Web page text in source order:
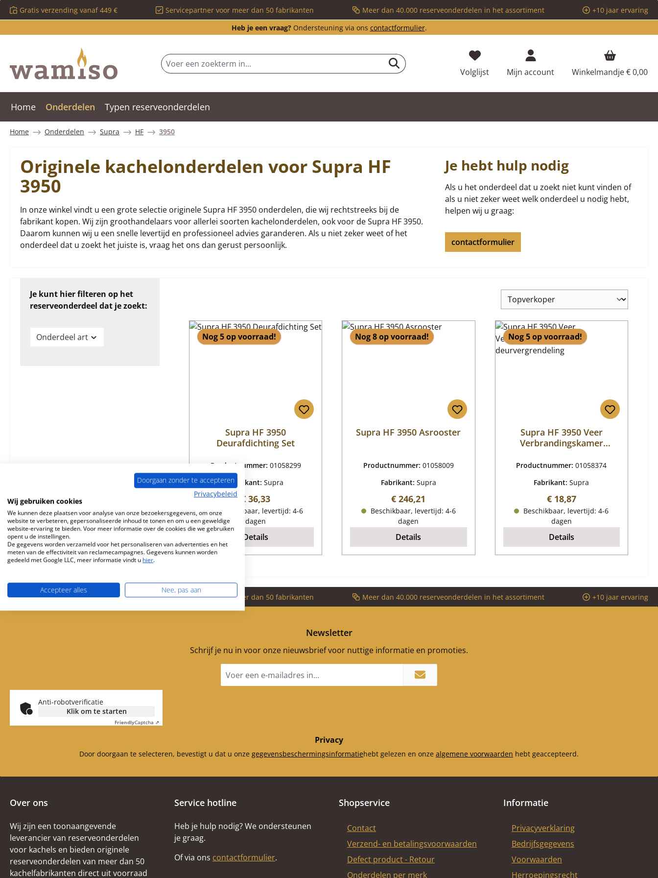
naar de hoofdinhoud
Ga naar de zoekopdracht
Ga naar de hoofdnavigatie
Gratis verzending vanaf 449 € Servicepartner voor meer dan 50 fabrikanten Meer dan 40.000 reserveonderdelen in het assortiment
+10 jaar ervaring
Heb je een vraag?Ondersteuning via ons contactformulier.
VolglijstJe hebt 0 items op je verlanglijstje
Mijn account Winkelmandje€ 0,00
Home Onderdelen Typen reserveonderdelen
Home Onderdelen Supra HF 3950
Originele kachelonderdelen voor Supra HF
3950
In onze winkel vindt u een grote selectie originele Supra HF 3950 onderdelen, die wij rechtstreeks bij de
fabrikant kopen. Wij zijn groothandelaars voor allerlei soorten kachelonderdelen, ook voor de Supra HF 3950.
Daarom kunnen wij u een snelle levertijd en professioneel advies garanderen. Als u niet zeker weet of het
onderdeel dat u zoekt het juiste is, vraag het ons dan gerust persoonlijk.
Je hebt hulp nodig
Als u het onderdeel dat u zoekt niet kunt vinden of
als u niet zeker weet welk onderdeel u nodig hebt,
helpen wij u graag:
contactformulier
Je kunt hier filteren op het
reserveonderdeel dat je zoekt:
Onderdeel art Nog 5 op voorraad!
Supra HF 3950
Deurafdichting Set
Productnummer: 01058299
Fabrikant: Supra
Normale prijs:
€ 36,33
Beschikbaar, levertijd: 4-6
dagen
Details
Nog 8 op voorraad!
Supra HF 3950 Asrooster
Productnummer: 01058009
Fabrikant: Supra
Normale prijs:
€ 246,21
Beschikbaar, levertijd: 4-6
dagen
Details
Nog 5 op voorraad!
Supra HF 3950 Veer
Verbrandingskamer
Productnummer:01058374
Fabrikant:Supra
Normale prijs:
€ 18,87
Beschikbaar, levertijd: 4-6
dagen
Details
Gratis verzending vanaf 449 € Servicepartner voor meer dan 50 fabrikanten Meer dan 40.000 reserveonderdelen in het assortiment +10 jaar ervaring
Newsletter
Schrijf je nu in voor onze nieuwsbrief voor nuttige informatie en promoties.
mailadres
Anti-robotverificatie
Klik om te starten
FriendlyCaptcha ⇗
Privacy
Door doorgaan te selecteren, bevestigt u dat u onze gegevensbeschermingsinformatiehebt gelezen en onze algemene voorwaarden hebt geaccepteerd.
Over ons
Wij zijn een toonaangevende
leverancier van reserveonderdelen
voor kachels en bieden originele
reserveonderdelen van meer dan 50
kachelfabrikanten direct uit voorraad
Service hotline
Heb je hulp nodig? We ondersteunen
je graag.
Of via ons contactformulier.
Shopservice
Contact
Verzend- en betalingsvoorwaarden
Defect product - Retour
Onderdelen per merk
Informatie
Privacyverklaring
Bedrijfsgegevens
Voorwaarden
Herroepingsrecht
Doorgaan zonder te accepteren
Privacybeleid
Wij gebruiken cookies
We kunnen deze plaatsen voor analyse van onze bezoekersgegevens, om onze
website te verbeteren, gepersonaliseerde inhoud te tonen en om u een geweldige
website-ervaring te bieden. Voor meer informatie over de cookies die we gebruiken
opent u de instellingen.
De gegevens worden verzameld voor het personaliseren van advertenties en het
meten van de effectiviteit van reclamecampagnes. Gegevens kunnen worden
gedeeld met Google LLC, meer informatie vindt u hier.
Accepteer alles Nee, pas aan